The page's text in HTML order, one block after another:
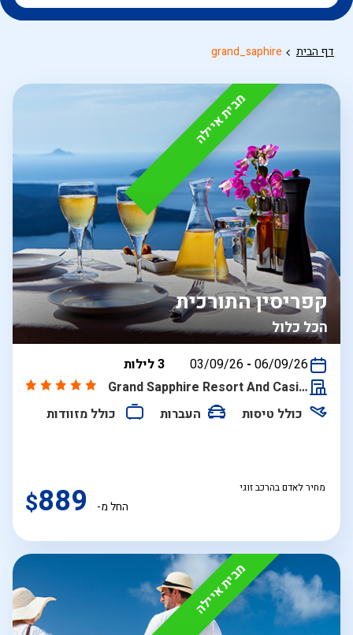
דף הבית grand_saphire
מבית איילה
הכל כלול
קפריסין התורכית
בין
03/09/26 - 06/09/26
3 לילות
Grand Sapphire Resort And Casino
כולל טיסות
העברות כולל מזוודות
מחיר לאדם בהרכב זוגי
החל מ- $889
מבית איילה